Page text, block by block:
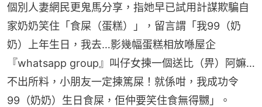
個別人妻網民更鬼馬分享，指她早已試用計謀欺騙自
家奶奶笑住「食屎（蛋糕）」，留言謂「我99（奶
奶）上年生日，我去…影幾幅蛋糕相放喺屋企
『whatsapp group』叫仔女揀一個送比（畀）阿嫲…
不出所料，小朋友一定揀篤屎！就係咁，我成功令
99（奶奶）生日食屎，佢仲要笑住食無得嬲」。